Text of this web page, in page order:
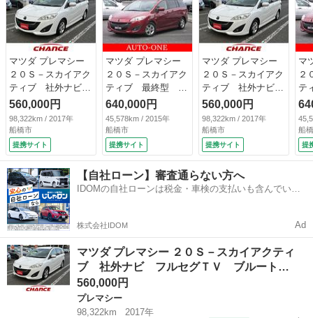
マツダ プレマシー
２０Ｓ－スカイアク
ティブ 社外ナビ
フルセグＴＶ ブル
ートゥース接続可
アイドリングストッ
プ ＥＴＣ スライ
ドドア 電動格納ミ
ラー ３列シート
ウォークスルー オ
ートエアコン 純正
アルミホイール
（車検整備付）
560,000円
98,322km / 2017年
船橋市
提携サイト
マツダ プレマシー
２０Ｓ－スカイアク
ティブ 最終型 両
側リモコン自動ド
ア 純正フルエア
ロ ＤＶＤ再生対応
純正ナビフルセグＴ
Ｖ Ｂｌｕｅｔｏｏ
ｔｈ音楽再生 バッ
クカメラ ドラレ
コ スマートキー
－式６速ＡＴ 全国
（車検整備付）
640,000円
45,578km / 2015年
船橋市
提携サイト
マツダ プレマシー
２０Ｓ－スカイアク
ティブ 社外ナビ
フルセグＴＶ ブル
ートゥース接続可
アイドリングストッ
プ ＥＴＣ スライ
ドドア 電動格納ミ
ラー ３列シート
ウォークスルー オ
ートエアコン 純正
560,000円
98,322km / 2017年
船橋市
提携サイト
マ
２
テ
側
ア
ロ
純
Ｖ
コ
－
船
提
【自社ローン】審査通らない方へ
IDOMの自社ローンは税金・車検の支払いも含んでいる
株式会社IDOM Ad
マツダ プレマシー ２０Ｓ－スカイアクティ
ブ 社外ナビ フルセグＴＶ ブルート…
560,000円
プレマシー
98,322km
2017年